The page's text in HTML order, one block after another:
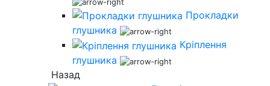
Прокладки
глушника
Кріплення
глушника
Назад